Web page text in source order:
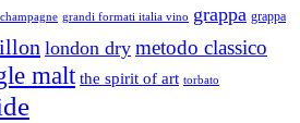
grandi formati italia vino grappa grappa
london dry metodo classico
malt the spirit of art torbato